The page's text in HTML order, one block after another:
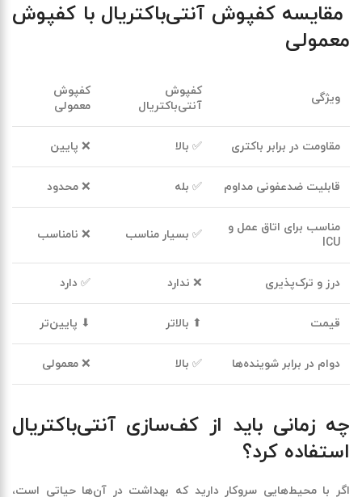
مقایسه کفپوش آنتی‌باکتریال با کفپوش
معمولی
ویژگی
کفپوش
آنتی‌باکتریال
کفپوش
معمولی
مقاومت در برابر باکتری ✅ بالا ❌ پایین
قابلیت ضدعفونی مداوم ✅ بله ❌ محدود
مناسب برای اتاق عمل و
ICU
✅ بسیار مناسب ❌ نامناسب
درز و ترک‌پذیری ❌ ندارد ✅ دارد
قیمت ⬆ بالاتر ⬇ پایین‌تر
دوام در برابر شوینده‌ها ✅ بالا ❌ معمولی
چه زمانی باید از کف‌سازی آنتی‌باکتریال
استفاده کرد؟
اگر با محیط‌هایی سروکار دارید که بهداشت در آن‌ها حیاتی است،